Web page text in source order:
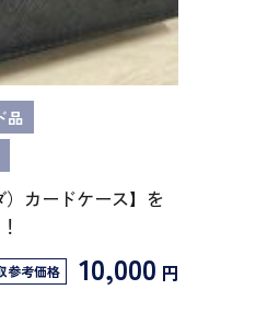
品
）カードケース】を
参考価格 10,000 円